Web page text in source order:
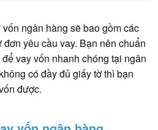
ngân hàng sẽ bao gồm các
yêu cầu vay. Bạn nên chuẩn
vay vốn nhanh chóng tại ngân
có đầy đủ giấy tờ thì bạn
được.